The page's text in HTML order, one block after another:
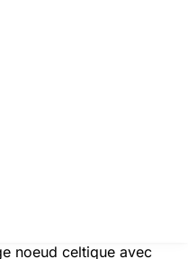
noeud celtique avec